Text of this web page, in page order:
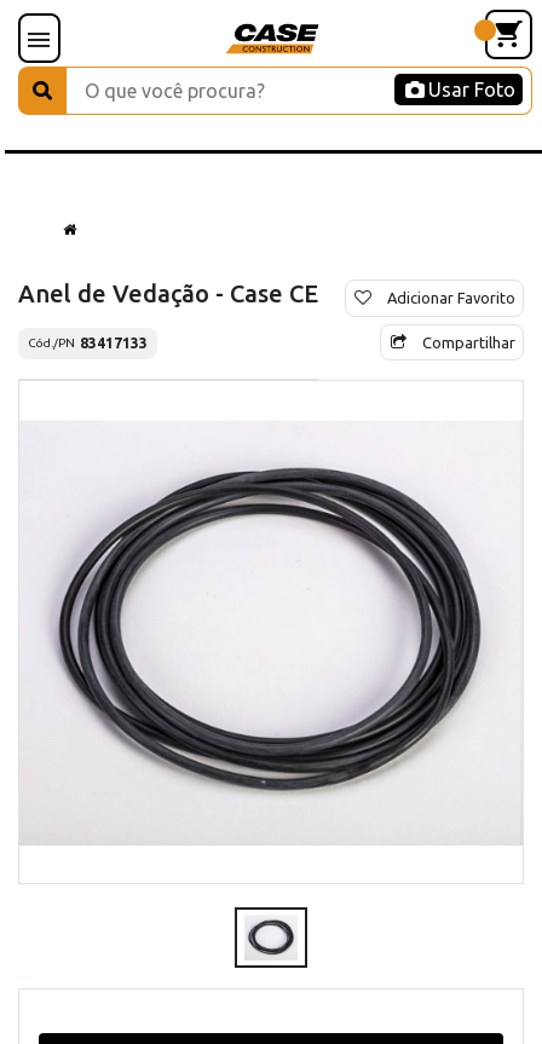
Usar Foto
Anel de Vedação - Case CE
Cód./PN 83417133
Adicionar Favorito
Compartilhar